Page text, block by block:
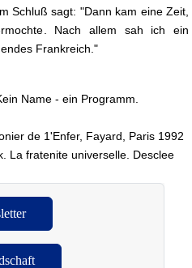
Schluß sagt: "Dann kam eine Zeit,
Nach allem sah ich ein
Frankreich."
Name - ein Programm.
de 1'Enfer, Fayard, Paris 1992
La fratenite universelle. Desclee